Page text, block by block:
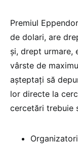
Premiul
de dolari, are
și, drept urmare,
vârste de
așteptați să
lor directe la
cercetări trebuie